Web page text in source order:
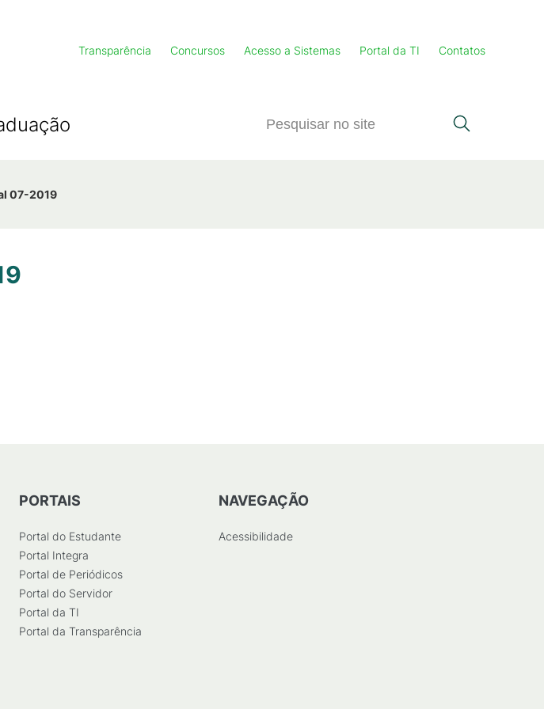
Transparência Concursos Acesso a Sistemas Portal da TI Contatos
07-2019
PORTAIS
Portal do Estudante
Portal Integra
Portal de Periódicos
Portal do Servidor
Portal da TI
Portal da Transparência
NAVEGAÇÃO
Acessibilidade